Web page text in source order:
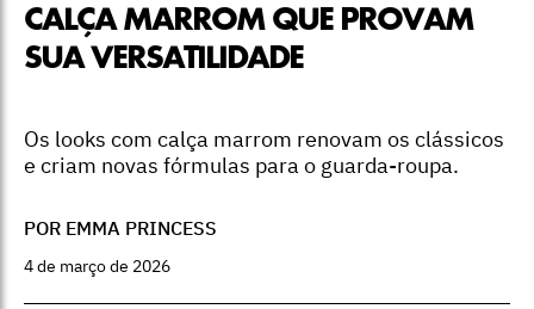
CALÇA MARROM QUE PROVAM
SUA VERSATILIDADE
Os looks com calça marrom renovam os clássicos
e criam novas fórmulas para o guarda-roupa.
POR EMMA PRINCESS
4 de março de 2026